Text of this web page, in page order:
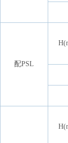
配PSL